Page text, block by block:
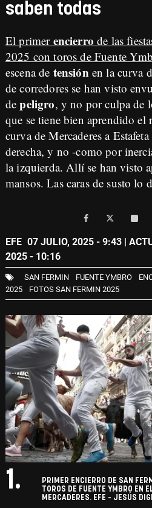
saben todas
El primer encierro de las
2025 con toros de Fuente
escena de tensión en la curva
de corredores se han visto
depeligro, y no por culpa de
que se tiene bien aprendido el
curva de Mercaderes a
derecha, y no -como por
la izquierda. Allí se han visto
mansos. Las caras de susto lo
EFE 07 JULIO, 2025 - 9:43 |
2025 - 10:16
SAN FERMIN FUENTE YMBRO
2025
FOTOS SAN FERMIN 2025
1.
PRIMER ENCIERRO DE SAN
TOROS DE FUENTE YMBRO EN
MERCADERES. EFE - JESÚS